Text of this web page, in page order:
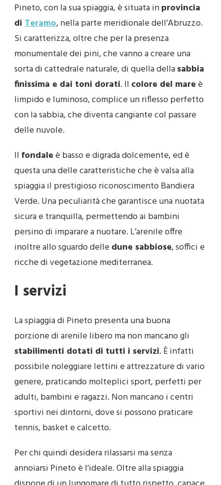
Pineto, con la sua spiaggia, è situata inprovincia
di Teramo, nella parte meridionale dell’Abruzzo.
Si caratterizza, oltre che per la presenza
monumentale dei pini, che vanno a creare una
sorta di cattedrale naturale, di quella dellasabbia
finissima e dai toni dorati. Il colore del mare è
limpido e luminoso, complice un riflesso perfetto
con la sabbia, che diventa cangiante col passare
delle nuvole.
Il fondale è basso e digrada dolcemente, ed è
questa una delle caratteristiche che è valsa alla
spiaggia il prestigioso riconoscimento Bandiera
Verde. Una peculiarità che garantisce una nuotata
sicura e tranquilla, permettendo ai bambini
persino di imparare a nuotare. L’arenile offre
inoltre allo sguardo delle dune sabbiose, soffici e
ricche di vegetazione mediterranea.
I servizi
La spiaggia di Pineto presenta una buona
porzione di arenile libero ma non mancano gli
stabilimenti dotati di tutti i servizi. È infatti
possibile noleggiare lettini e attrezzature di vario
genere, praticando molteplici sport, perfetti per
adulti, bambini e ragazzi. Non mancano i centri
sportivi nei dintorni, dove si possono praticare
tennis, basket e calcetto.
Per chi quindi desidera rilassarsi ma senza
annoiarsi Pineto è l’ideale. Oltre alla spiaggia